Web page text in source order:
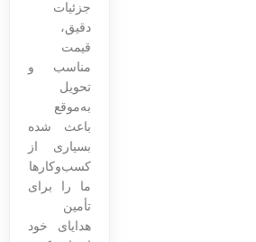
جزئیات
دقیق،
قیمت
مناسب و
تحویل
به‌موقع
باعث شده
بسیاری از
کسب‌وکارها
ما را برای
تأمین
هدایای خود